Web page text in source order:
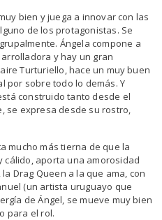
bien y juega a innovar con las
de los protagonistas. Se
Ángela compone a
y hay un gran
Turturiello, hace un muy buen
por sobre todo lo demás. Y
construido tanto desde el
se expresa desde su rostro,
mucho más tierna de que la
cálido, aporta una amorosidad
Drag Queen a la que ama, con
(un artista uruguayo que
de Ángel, se mueve muy bien
para el rol.